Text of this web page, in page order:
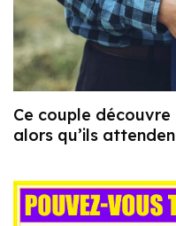
Ce couple
alors qu’ils